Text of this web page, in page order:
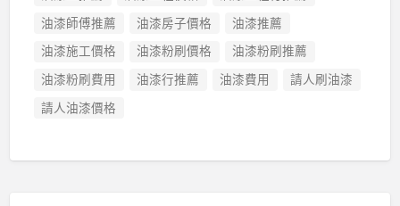
油漆師傅推薦
油漆房子價格
油漆推薦
油漆施工價格
油漆粉刷價格
油漆粉刷推薦
油漆粉刷費用
油漆行推薦 油漆費用
請人刷油漆
請人油漆價格